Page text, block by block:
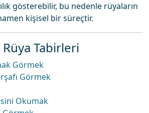
gösterebilir, bu nedenle rüyaların
kişisel bir süreçtir.
Tabirleri
Görmek
Görmek
Okumak